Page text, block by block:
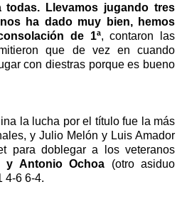
todas. Llevamos jugando tres
ha dado muy bien, hemos
ón de 1ª, contaron las
que de vez en cuando
con diestras porque es bueno
la lucha por el título fue la más
y Julio Mel ón y Luis Amador
para doblegar a los veteranos
y Antonio Ochoa (otro asiduo
4-6 6-4.